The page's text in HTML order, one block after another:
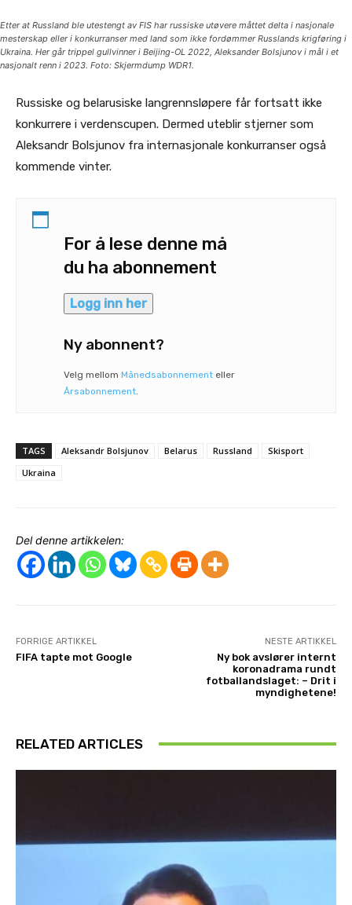
Etter at Russland ble utestengt av FIS har russiske utøvere måttet delta i nasjonale
mesterskap eller i konkurranser med land som ikke fordømmer Russlands krigføring i
Ukraina. Her går trippel gullvinner i Beijing-OL 2022, Aleksander Bolsjunov i mål i et
nasjonalt renn i 2023. Foto: Skjermdump WDR1.
Russiske og belarusiske langrennsløpere får fortsatt ikke
konkurrere i verdenscupen. Dermed uteblir stjerner som
Aleksandr Bolsjunov fra internasjonale konkurranser også
kommende vinter.
For å lese denne må
du ha abonnement
Logg inn her
Ny abonnent?
Velg mellom Månedsabonnement eller
Årsabonnement
TAGS Aleksandr Bolsjunov Belarus Russland
Skisport
Ukraina
Del denne artikkelen:
FORRIGE ARTIKKEL
FIFA tapte mot Google
NESTE ARTIKKEL
Ny bok avslører internt
koronadrama rundt
fotballandslaget: – Drit i
myndighetene!
RELATED ARTICLES